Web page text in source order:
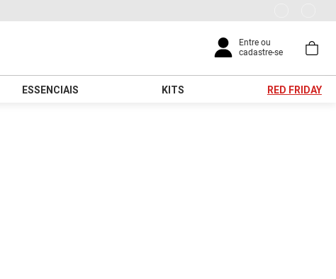
ESSENCIAIS KITS RED FRIDAY